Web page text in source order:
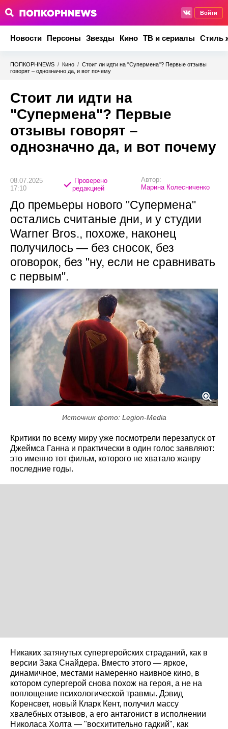
Войти
Новости Персоны Звезды Кино ТВ и сериалы Стиль
ПОПКОРНNEWS / Кино / Стоит ли идти на "Супермена"? Первые отзывы
говорят – однозначно да, и вот почему
Стоит ли идти на
"Супермена"? Первые
отзывы говорят –
однозначно да, и вот почему
08.07.2025
17:10
Проверено
редакцией
Автор:
Марина Колесниченко
До премьеры нового "Супермена"
остались считаные дни, и у студии
Warner Bros., похоже, наконец
получилось — без сносок, без
оговорок, без "ну, если не сравнивать
с первым".
Источник фото: Legion-Media
Критики по всему миру уже посмотрели перезапуск от
Джеймса Ганна и практически в один голос заявляют:
это именно тот фильм, которого не хватало жанру
последние годы.
Никаких затянутых супергеройских страданий, как в
версии Зака Снайдера. Вместо этого — яркое,
динамичное, местами намеренно наивное кино, в
котором супергерой снова похож на героя, а не на
воплощение психологической травмы. Дэвид
Коренсвет, новый Кларк Кент, получил массу
хвалебных отзывов, а его антагонист в исполнении
Николаса Холта — "восхитительно гадкий", как